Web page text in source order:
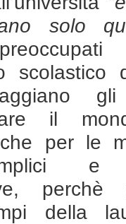
solo
scolastico
il
per le
e
perchè
della